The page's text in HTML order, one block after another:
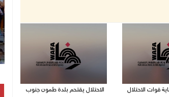
قوات الاحتلال
الاحتلال يقتحم بلدة طمون جنوب